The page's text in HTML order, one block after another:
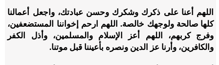
اللهم أعنا على ذكرك وشكرك وحسن عبادتك، واجعل أعمالنا
كلها صالحة ولوجهك خالصة. اللهم ارحم إخواننا المستضعفين،
وفرج كربهم، اللهم أعز الإسلام والمسلمين، وأذل الكفر
والكافرين، وأرنا عز الدين ونصره بأعيننا قبل موتنا.